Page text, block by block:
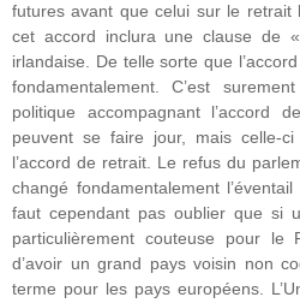
futures avant que celui sur le retrait
cet accord inclura une clause de
irlandaise. De telle sorte que
fondamentalement. C’est
politique accompagnant l’accord
peuvent se faire jour, mais celle-
l’accord de retrait. Le refus du
changé fondamentalement
faut cependant pas oublier que si
particulièrement couteuse pour le
d’avoir un grand pays voisin non
terme pour les pays européens.